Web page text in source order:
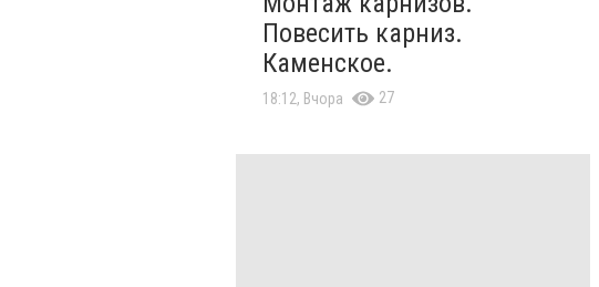
Повесить карниз.
Каменское.
18:12, Вчора 27